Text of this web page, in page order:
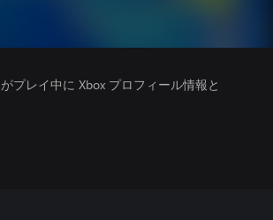
プレイ中に Xbox プロフィール情報と